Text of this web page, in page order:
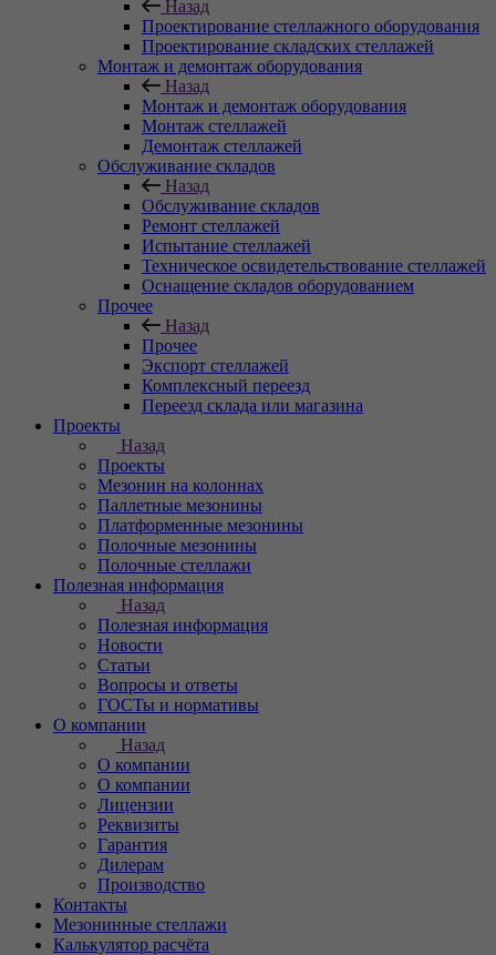
Назад
Проектирование стеллажного оборудования
Проектирование складских стеллажей
Монтаж и демонтаж оборудования
Назад
Монтаж и демонтаж оборудования
Монтаж стеллажей
Демонтаж стеллажей
Обслуживание складов
Назад
Обслуживание складов
Ремонт стеллажей
Испытание стеллажей
Техническое освидетельствование стеллажей
Оснащение складов оборудованием
Прочее
Назад
Прочее
Экспорт стеллажей
Комплексный переезд
Переезд склада или магазина
Проекты
Назад
Проекты
Мезонин на колоннах
Паллетные мезонины
Платформенные мезонины
Полочные мезонины
Полочные стеллажи
Полезная информация
Назад
Полезная информация
Новости
Статьи
Вопросы и ответы
ГОСТы и нормативы
О компании
Назад
О компании
О компании
Лицензии
Реквизиты
Гарантия
Дилерам
Производство
Контакты
Мезонинные стеллажи
Калькулятор расчёта